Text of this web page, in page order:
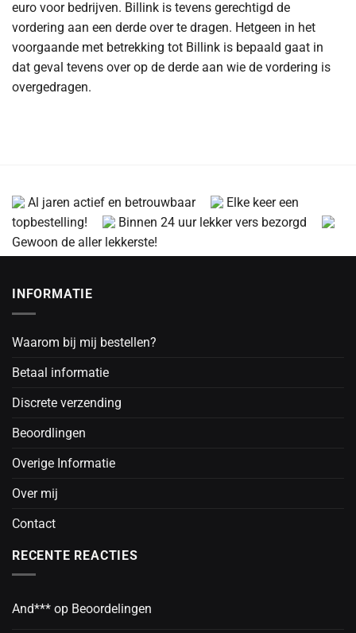
euro voor bedrijven. Billink is tevens gerechtigd de
vordering aan een derde over te dragen. Hetgeen in het
voorgaande met betrekking tot Billink is bepaald gaat in
dat geval tevens over op de derde aan wie de vordering is
overgedragen.
Al jaren actief en betrouwbaar
Elke keer een
topbestelling!
Binnen 24 uur lekker vers bezorgd
Gewoon de aller lekkerste!
INFORMATIE
Waarom bij mij bestellen?
Betaal informatie
Discrete verzending
Beoordlingen
Overige Informatie
Over mij
Contact
RECENTE REACTIES
And*** op Beoordelingen